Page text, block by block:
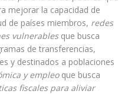
mejorar la capacidad de
de países miembros, redes
vulnerablesque busca
de transferencias,
y destinados a poblaciones
y empleo que busca
fiscales para aliviar